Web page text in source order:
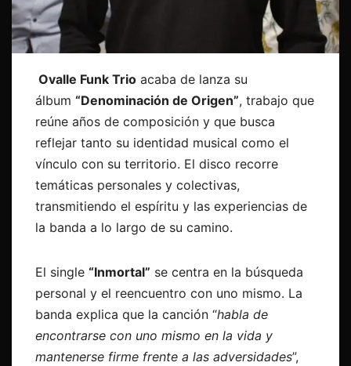
Ovalle Funk Trio acaba de lanza su
álbum “Denominación de Origen”, trabajo que
reúne años de composición y que busca
reflejar tanto su identidad musical como el
vínculo con su territorio. El disco recorre
temáticas personales y colectivas,
transmitiendo el espíritu y las experiencias de
la banda a lo largo de su camino.
El single “Inmortal” se centra en la búsqueda
personal y el reencuentro con uno mismo. La
banda explica que la canción “habla de
encontrarse con uno mismo en la vida y
mantenerse firme frente a las adversidades”,